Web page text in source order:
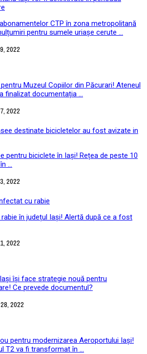
CTP în zona metropolitană
pentru sumele uriașe cerute ...
2022
Muzeul Copiilor din Păcurari! Ateneul
finalizat documentația ...
2022
pentru biciclete în Iași! Rețea de peste 10
...
2022
în județul Iași! Alertă după ce a fost
2022
își face strategie nouă pentru
Ce prevede documentul?
2022
pentru modernizarea Aeroportului Iași!
T2 va fi transformat în ...